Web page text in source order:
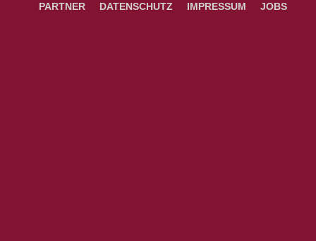
PARTNER DATENSCHUTZ IMPRESSUM JOBS